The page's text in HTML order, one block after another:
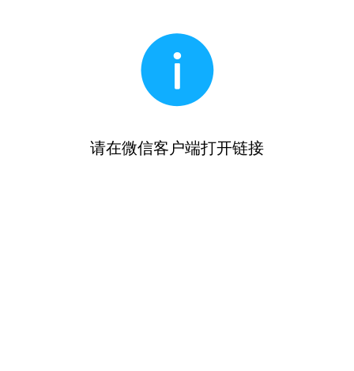
请在微信客户端打开链接